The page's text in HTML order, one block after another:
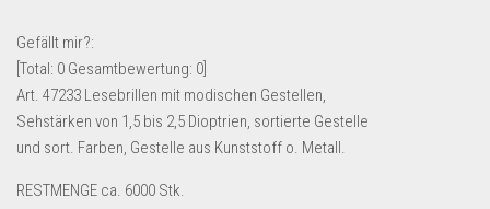
Multimedia & Elektro
Münzen
Spielzeug & Games
Gefällt mir?:
[Total: 0 Gesamtbewertung: 0
Art. 47233 Lesebrillen mit modischen Gestellen,
Sehstärken von 1,5 bis 2,5 Dioptrien, sortierte Gestelle
und sort. Farben, Gestelle aus Kunststoff o. Metall.
RESTMENGE ca. 6000 Stk.